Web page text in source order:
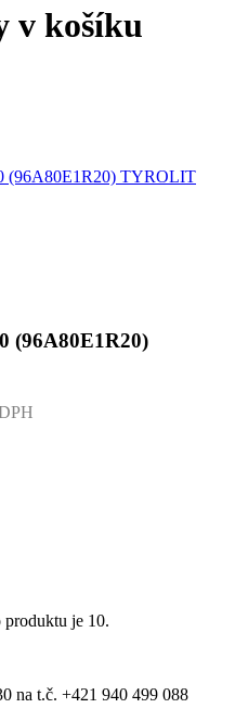
v košíku
(96A80E1R20) TYROLIT
(96A80E1R20)
je 10.
na t.č. +421 940 499 088